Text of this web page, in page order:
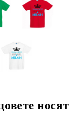
носят